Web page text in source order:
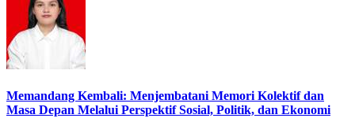
Memandang Kembali: Menjembatani Memori Kolektif dan
Masa Depan Melalui Perspektif Sosial, Politik, dan Ekonomi